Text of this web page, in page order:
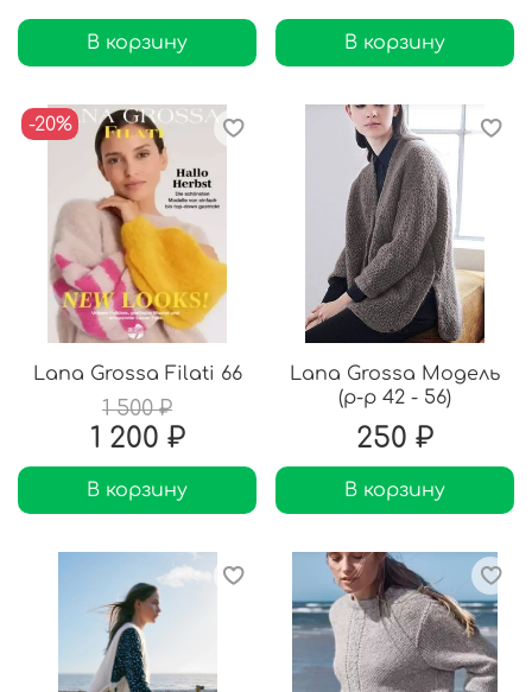
В корзину В корзину
-20%
Lana Grossa Filati 66
1 500 ₽
1 200 ₽
В корзину
Lana Grossa Модель
(р-р 42 - 56)
250 ₽
В корзину